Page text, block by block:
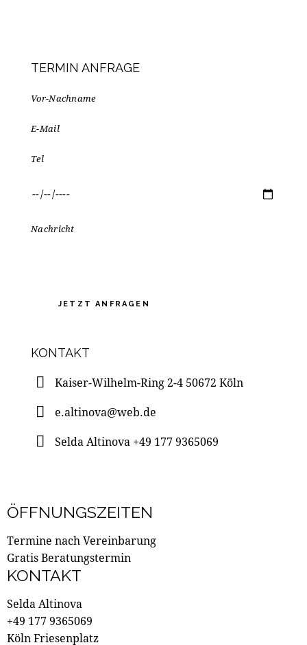
TERMIN ANFRAGE
KONTAKT
Kaiser-Wilhelm-Ring 2-4 50672 Köln
e.altinova@web.de
Selda Altinova +49 177 9365069
ÖFFNUNGSZEITEN
Termine nach Vereinbarung
Gratis Beratungstermin
KONTAKT
Selda Altinova
+49 177 9365069
Köln Friesenplatz